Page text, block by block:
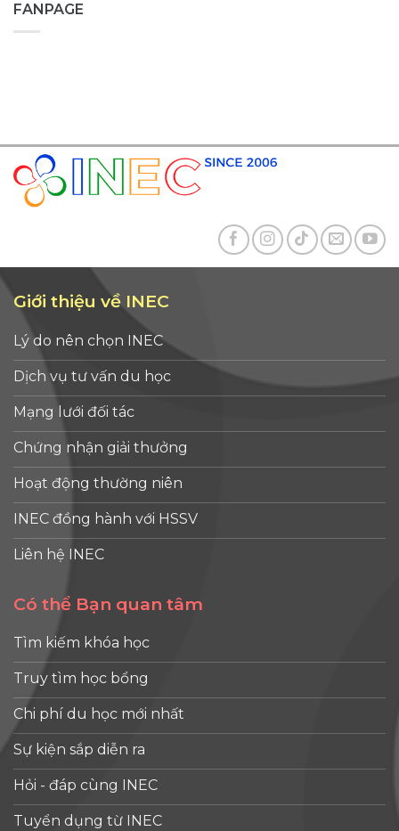
FANPAGE
Giới thiệu về INEC
Lý do nên chọn INEC
Dịch vụ tư vấn du học
Mạng lưới đối tác
Chứng nhận giải thưởng
Hoạt động thường niên
INEC đồng hành với HSSV
Liên hệ INEC
Có thể Bạn quan tâm
Tìm kiếm khóa học
Truy tìm học bổng
Chi phí du học mới nhất
Sự kiện sắp diễn ra
Hỏi - đáp cùng INEC
Tuyển dụng từ INEC